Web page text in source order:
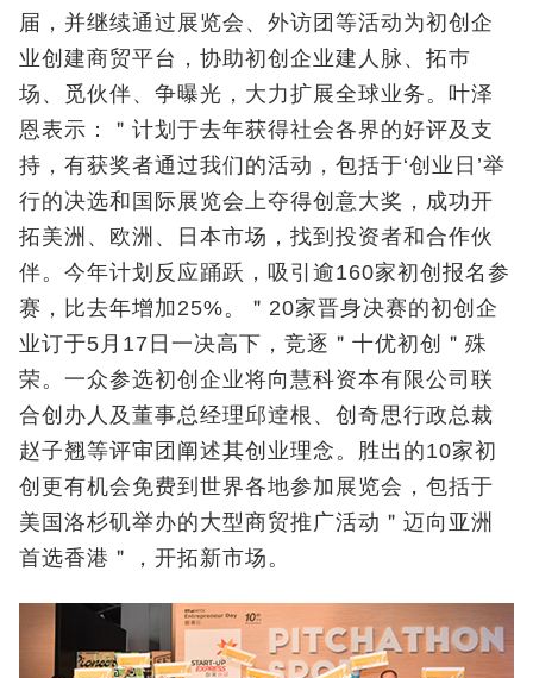
届，并继续通过展览会、外访团等活动为初创企
业创建商贸平台，协助初创企业建人脉、拓巿
场、觅伙伴、争曝光，大力扩展全球业务。叶泽
恩表示：＂计划于去年获得社会各界的好评及支
持，有获奖者通过我们的活动，包括于‘创业日’举
行的决选和国际展览会上夺得创意大奖，成功开
拓美洲、欧洲、日本市场，找到投资者和合作伙
伴。今年计划反应踊跃，吸引逾160家初创报名参
赛，比去年增加25%。＂20家晋身决赛的初创企
业订于5月17日一决高下，竞逐＂十优初创＂殊
荣。一众参选初创企业将向慧科资本有限公司联
合创办人及董事总经理邱逹根、创奇思行政总裁
赵子翘等评审团阐述其创业理念。胜出的10家初
创更有机会免费到世界各地参加展览会，包括于
美国洛杉矶举办的大型商贸推广活动＂迈向亚洲
首选香港＂，开拓新市场。